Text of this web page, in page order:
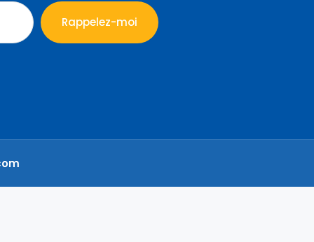
Rappelez-moi